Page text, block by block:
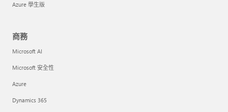
Azure 學生版
商務
Microsoft AI
Microsoft 安全性
Azure
Dynamics 365